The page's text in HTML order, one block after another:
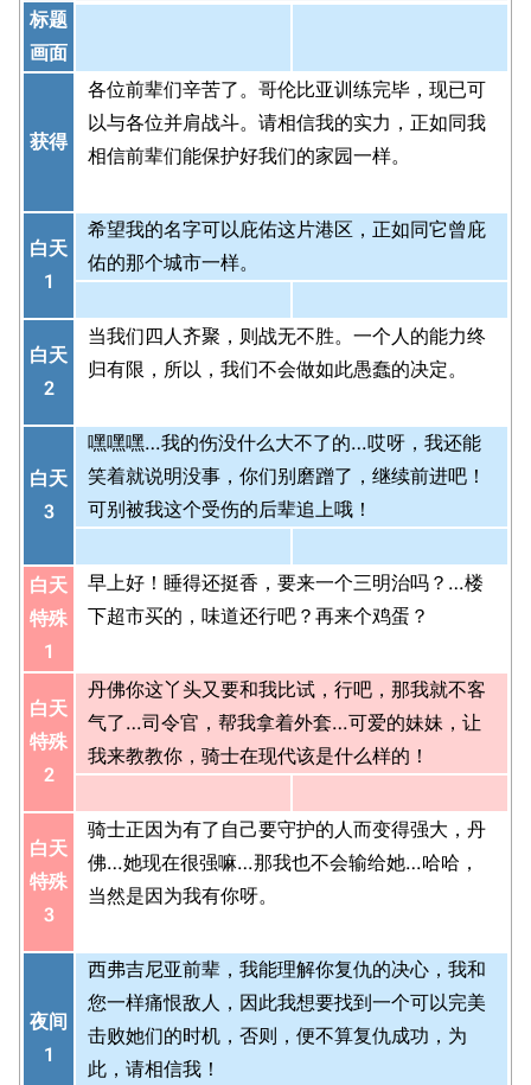
标题
画面
获得
各位前辈们辛苦了。哥伦比亚训练完毕，现已可
以与各位并肩战斗。请相信我的实力，正如同我
相信前辈们能保护好我们的家园一样。
白天
1
希望我的名字可以庇佑这片港区，正如同它曾庇
佑的那个城市一样。
白天
2
当我们四人齐聚，则战无不胜。一个人的能力终
归有限，所以，我们不会做如此愚蠢的决定。
白天
3
嘿嘿嘿…我的伤没什么大不了的…哎呀，我还能
笑着就说明没事，你们别磨蹭了，继续前进吧！
可别被我这个受伤的后辈追上哦！
白天
特殊
1
早上好！睡得还挺香，要来一个三明治吗？…楼
下超市买的，味道还行吧？再来个鸡蛋？
白天
特殊
2
丹佛你这丫头又要和我比试，行吧，那我就不客
气了…司令官，帮我拿着外套…可爱的妹妹，让
我来教教你，骑士在现代该是什么样的！
白天
特殊
3
骑士正因为有了自己要守护的人而变得强大，丹
佛…她现在很强嘛…那我也不会输给她…哈哈，
当然是因为我有你呀。
夜间
1
西弗吉尼亚前辈，我能理解你复仇的决心，我和
您一样痛恨敌人，因此我想要找到一个可以完美
击败她们的时机，否则，便不算复仇成功，为
此，请相信我！